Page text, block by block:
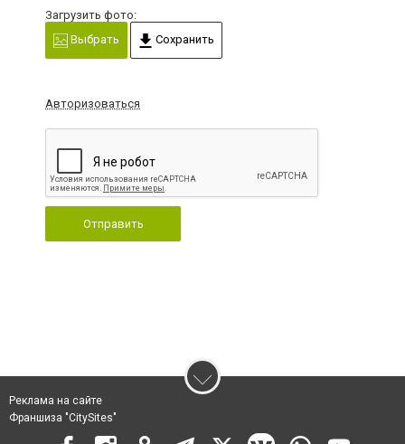
Загрузить фото:
Выбрать
Сохранить
Авторизоваться
Отправить
Реклама на сайте
Франшиза "CitySites"